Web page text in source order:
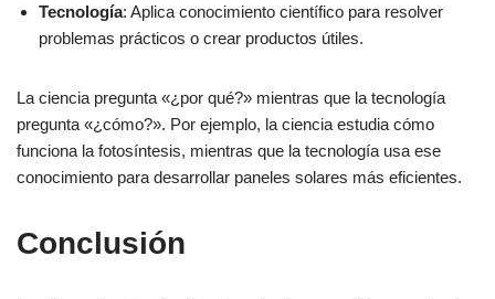
Tecnología: Aplica conocimiento científico para resolver
problemas prácticos o crear productos útiles.
La ciencia pregunta «¿por qué?» mientras que la tecnología
pregunta «¿cómo?». Por ejemplo, la ciencia estudia cómo
funciona la fotosíntesis, mientras que la tecnología usa ese
conocimiento para desarrollar paneles solares más eficientes.
Conclusión